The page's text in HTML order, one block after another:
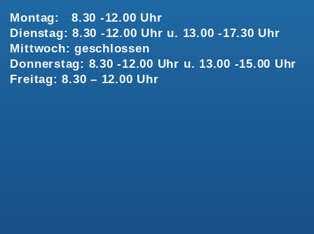
Montag: 8.30 -12.00 Uhr
Dienstag: 8.30 -12.00 Uhr u. 13.00 -17.30 Uhr
Mittwoch: geschlossen
Donnerstag: 8.30 -12.00 Uhr u. 13.00 -15.00 Uhr
Freitag: 8.30 – 12.00 Uhr